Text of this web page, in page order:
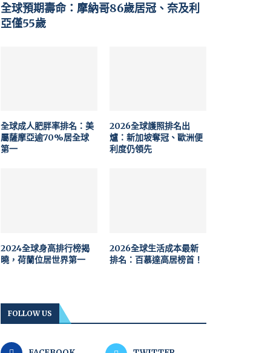
全球預期壽命：摩納哥86歲居冠、奈及利
亞僅55歲
全球成人肥胖率排名：美
屬薩摩亞逾70%居全球
第一
2026全球護照排名出
爐：新加坡奪冠、歐洲便
利度仍領先
2024全球身高排行榜揭
曉，荷蘭位居世界第一
2026全球生活成本最新
排名：百慕達高居榜首！
FOLLOW US